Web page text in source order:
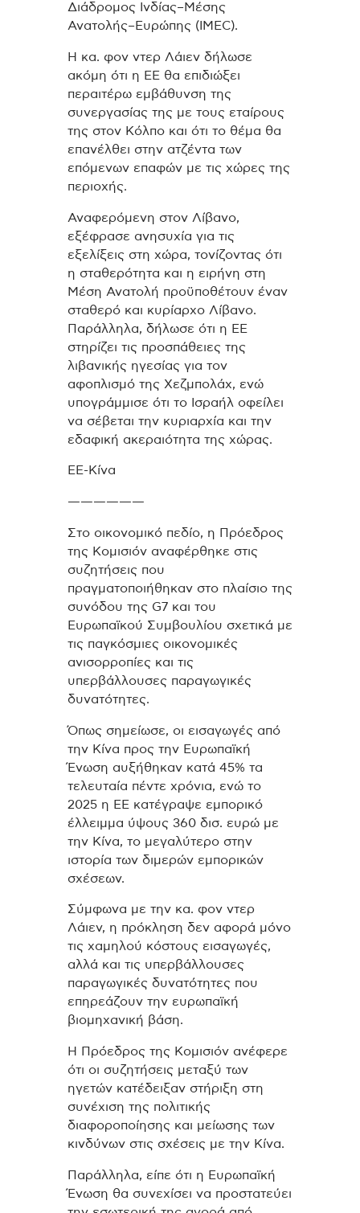
Διάδρομος Ινδίας–Μέσης
Ανατολής–Ευρώπης (IMEC).
Η κα. φον ντερ Λάιεν δήλωσε
ακόμη ότι η ΕΕ θα επιδιώξει
περαιτέρω εμβάθυνση της
συνεργασίας της με τους εταίρους
της στον Κόλπο και ότι το θέμα θα
επανέλθει στην ατζέντα των
επόμενων επαφών με τις χώρες της
περιοχής.
Αναφερόμενη στον Λίβανο,
εξέφρασε ανησυχία για τις
εξελίξεις στη χώρα, τονίζοντας ότι
η σταθερότητα και η ειρήνη στη
Μέση Ανατολή προϋποθέτουν έναν
σταθερό και κυρίαρχο Λίβανο.
Παράλληλα, δήλωσε ότι η ΕΕ
στηρίζει τις προσπάθειες της
λιβανικής ηγεσίας για τον
αφοπλισμό της Χεζμπολάχ, ενώ
υπογράμμισε ότι το Ισραήλ οφείλει
να σέβεται την κυριαρχία και την
εδαφική ακεραιότητα της χώρας.
ΕΕ-Κίνα
——————
Στο οικονομικό πεδίο, η Πρόεδρος
της Κομισιόν αναφέρθηκε στις
συζητήσεις που
πραγματοποιήθηκαν στο πλαίσιο της
συνόδου της G7 και του
Ευρωπαϊκού Συμβουλίου σχετικά με
τις παγκόσμιες οικονομικές
ανισορροπίες και τις
υπερβάλλουσες παραγωγικές
δυνατότητες.
Όπως σημείωσε, οι εισαγωγές από
την Κίνα προς την Ευρωπαϊκή
Ένωση αυξήθηκαν κατά 45% τα
τελευταία πέντε χρόνια, ενώ το
2025 η ΕΕ κατέγραψε εμπορικό
έλλειμμα ύψους 360 δισ. ευρώ με
την Κίνα, το μεγαλύτερο στην
ιστορία των διμερών εμπορικών
σχέσεων.
Σύμφωνα με την κα. φον ντερ
Λάιεν, η πρόκληση δεν αφορά μόνο
τις χαμηλού κόστους εισαγωγές,
αλλά και τις υπερβάλλουσες
παραγωγικές δυνατότητες που
επηρεάζουν την ευρωπαϊκή
βιομηχανική βάση.
Η Πρόεδρος της Κομισιόν ανέφερε
ότι οι συζητήσεις μεταξύ των
ηγετών κατέδειξαν στήριξη στη
συνέχιση της πολιτικής
διαφοροποίησης και μείωσης των
κινδύνων στις σχέσεις με την Κίνα.
Παράλληλα, είπε ότι η Ευρωπαϊκή
Ένωση θα συνεχίσει να προστατεύει